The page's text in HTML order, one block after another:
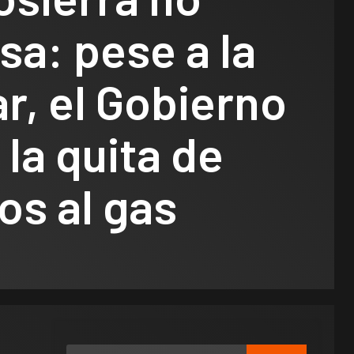
pese a la
el Gobierno
quita de
al gas
ley
falta de